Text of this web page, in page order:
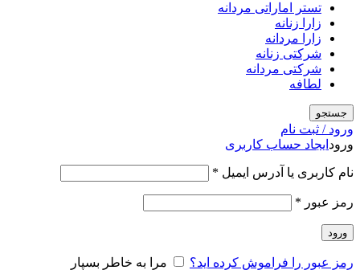
تستر اماراتی مردانه
زارا زنانه
زارا مردانه
شرکتی زنانه
شرکتی مردانه
لطافه
جستجو
ورود / ثبت نام
ورود ایجاد حساب کاربری
نام کاربری یا آدرس ایمیل *
رمز عبور *
ورود
رمز عبور را فراموش کرده اید؟ مرا به خاطر بسپار